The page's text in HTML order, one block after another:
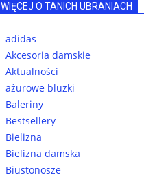
WIĘCEJ O TANICH UBRANIACH
adidas
Akcesoria damskie
Aktualności
ażurowe bluzki
Baleriny
Bestsellery
Bielizna
Bielizna damska
Biustonosze